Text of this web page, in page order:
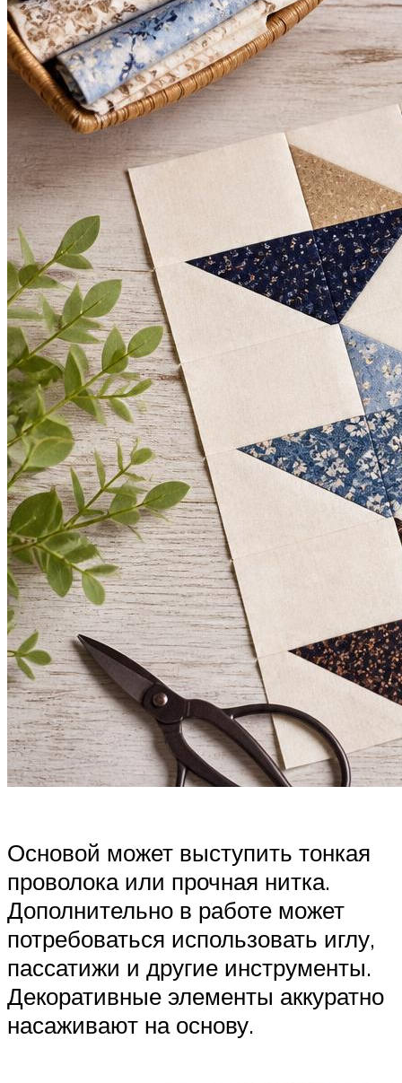
Основой может выступить тонкая
проволока или прочная нитка.
Дополнительно в работе может
потребоваться использовать иглу,
пассатижи и другие инструменты.
Декоративные элементы аккуратно
насаживают на основу.